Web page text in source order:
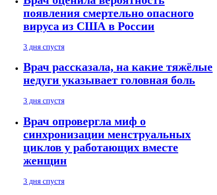
появления смертельно опасного
вируса из США в России
3 дня спустя
Врач рассказала, на какие тяжёлые
недуги указывает головная боль
3 дня спустя
Врач опровергла миф о
синхронизации менструальных
циклов у работающих вместе
женщин
3 дня спустя